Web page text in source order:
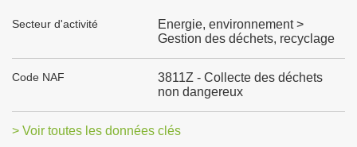
Secteur d'activité
Energie, environnement >
Gestion des déchets, recyclage
Code NAF
3811Z - Collecte des déchets
non dangereux
> Voir toutes les données clés